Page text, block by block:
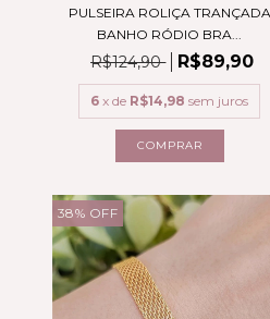
PULSEIRA ROLIÇA TRANÇADA
BANHO RÓDIO BRA...
R$124,90 R$89,90
6 x de R$14,98 sem juros
38% OFF